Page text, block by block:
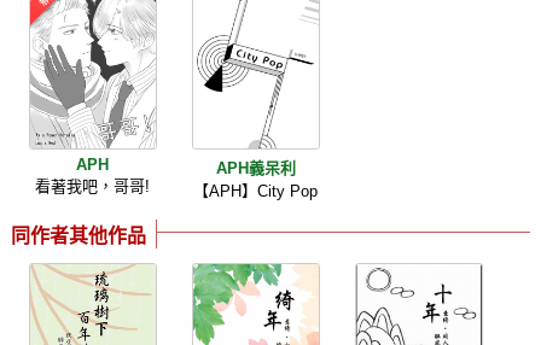
APH
看著我吧，哥哥!
APH義呆利
【APH】City Pop
同作者其他作品